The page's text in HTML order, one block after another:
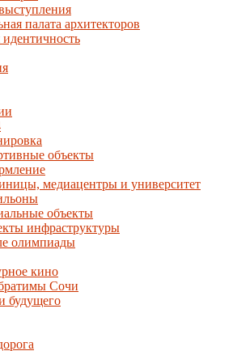
палата архитекторов
объекты
медиацентры и университет
объекты
инфраструктуры
олимпиады
кино
Сочи
будущего